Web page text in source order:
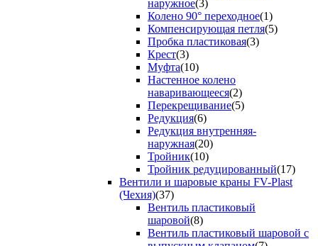
наружное(3)
Колено 90° переходное(1)
Компенсирующая петля(5)
Пробка пластиковая(3)
Крест(3)
Муфта(10)
Настенное колено
наваривающееся(2)
Перекрещивание(5)
Редукция(6)
Редукция внутренняя-
наружная(20)
Тройник(10)
Тройник редуцированный(17)
Вентили и шаровые краны FV-Plast
(Чехия)(37)
Вентиль пластиковый
шаровой(8)
Вентиль пластиковый шаровой с